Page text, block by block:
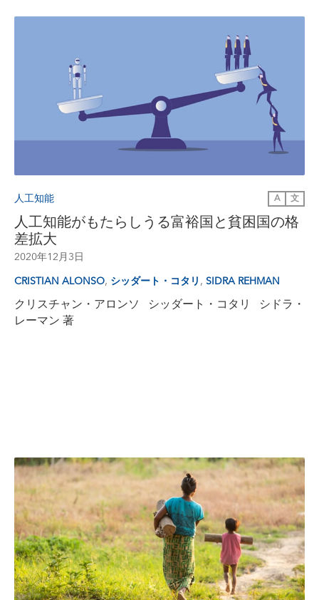
人工知能 A 文
人工知能がもたらしうる富裕国と貧困国の格
差拡大
2020年12月3日
CRISTIAN ALONSO, シッダート・コタリ, SIDRA REHMAN
クリスチャン・アロンソ シッダート・コタリ シドラ・
レーマン 著